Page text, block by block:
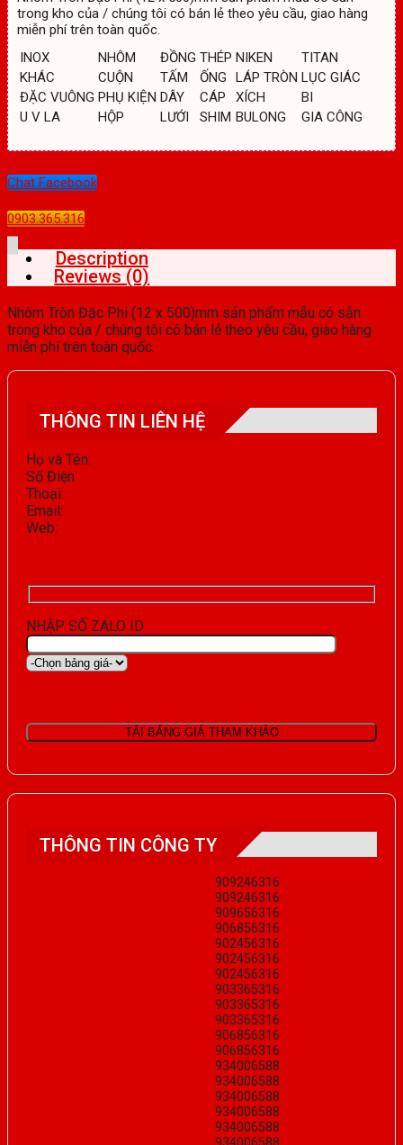
trong kho của / chúng tôi có bán lẻ theo yêu cầu, giao hàng
miễn phí trên toàn quốc.
INOX
NHÔM ĐỒNG THÉP NIKEN
TITAN
KHÁC
CUỘN TẤM ỐNG LÁP TRÒN LỤC GIÁC
ĐẶC VUÔNG PHỤ KIỆN DÂY CÁP XÍCH
BI
U V LA
HỘP LƯỚI SHIM BULONG GIA CÔNG
Chat Facebook
0903.365.316
Description
Reviews (0)
Nhôm Tròn Đặc Phi (12 x 500)mm sản phẩm mẫu có sẵn
trong kho của / chúng tôi có bán lẻ theo yêu cầu, giao hàng
miễn phí trên toàn quốc.
THÔNG TIN LIÊN HỆ
Họ và Tên:
Số Điện
Thoại:
Email:
Web:
NHẬP SỐ ZALO ID
THÔNG TIN CÔNG TY
909246316
909246316
909656316
906856316
902456316
902456316
902456316
903365316
903365316
903365316
906856316
906856316
934006588
934006588
934006588
934006588
934006588